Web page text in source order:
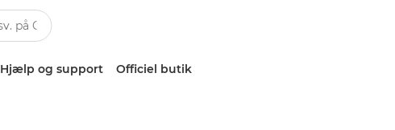
Hjælp og support Officiel butik